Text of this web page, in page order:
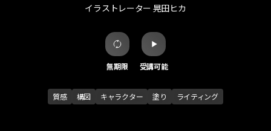
イラストレーター 晃田ヒカ
無期限 受講可能
質感 構図 キャラクター 塗り ライティング